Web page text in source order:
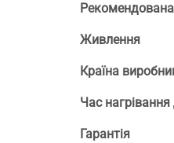
Живлення
Країна
Час
Гарантія